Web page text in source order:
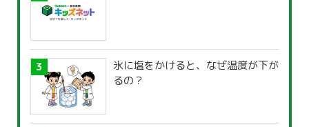
氷に塩をかけると、なぜ温度が下が
るの？